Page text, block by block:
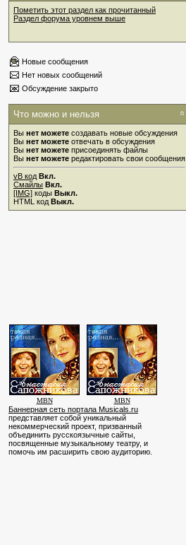
Пометить этот раздел как прочитанный
Раздел форума уровнем выше
Новые сообщения
Нет новых сообщений
Обсуждение закрыто
Что можно и нельзя
Вы нет можете создавать новые обсуждения
Вы нет можете отвечать в обсуждения
Вы нет можете присоединять файлы
Вы нет можете редактировать свои сообщения
vB код Вкл.
Смайлы Вкл.
[IMG] коды Выкл.
HTML код Выкл.
MBN MBN
Баннерная сеть портала Musicals.ru
представляет собой уникальный
некоммерческий проект, призванный
объединить русскоязычные сайты,
посвященные музыкальному театру, и
помочь им расширить свою аудиторию.